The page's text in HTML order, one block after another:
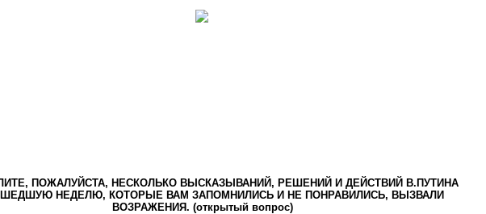
ПОЖАЛУЙСТА, НЕСКОЛЬКО ВЫСКАЗЫВАНИЙ, РЕШЕНИЙ И ДЕЙСТВИЙ В.ПУТИНА
НЕДЕЛЮ, КОТОРЫЕ ВАМ ЗАПОМНИЛИСЬ И НЕ ПОНРАВИЛИСЬ, ВЫЗВАЛИ
ВОЗРАЖЕНИЯ. (открытый вопрос)